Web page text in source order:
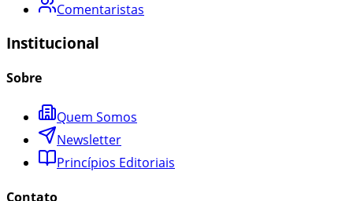
Comentaristas
Institucional
Sobre
Quem Somos
Newsletter
Princípios Editoriais
Contato